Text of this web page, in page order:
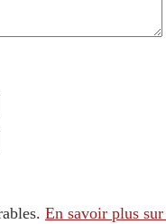
En savoir plus